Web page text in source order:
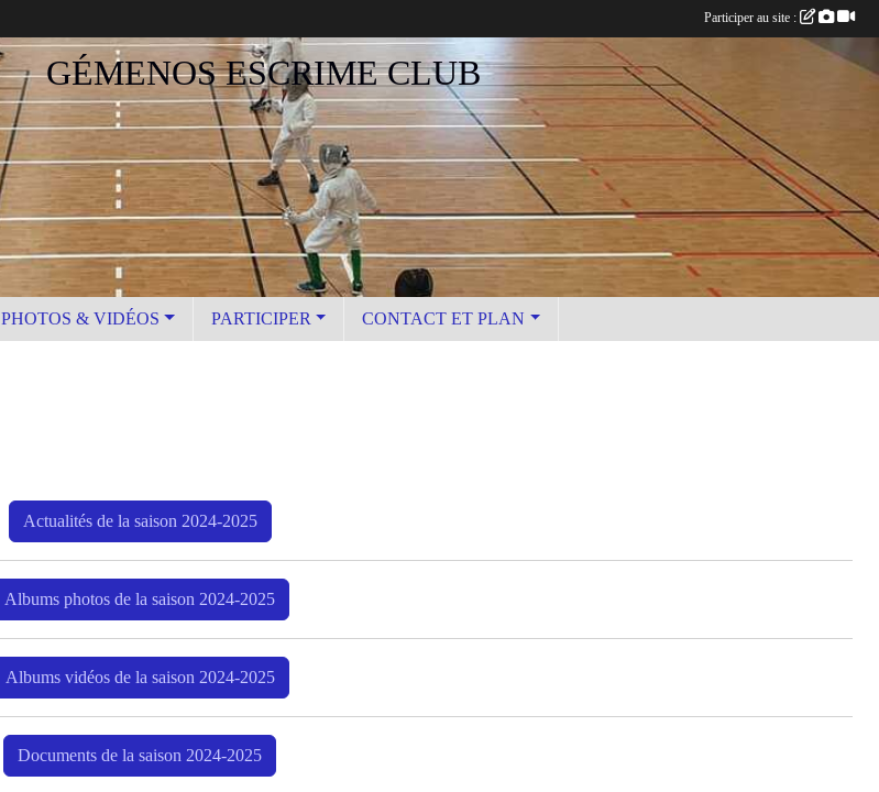
GÉMENOS ESCRIME CLUB
PHOTOS & VIDÉOS PARTICIPER CONTACT ET PLAN
Actualités de la saison 2024-2025
Albums photos de la saison 2024-2025
Albums vidéos de la saison 2024-2025
Documents de la saison 2024-2025
Participer au site :